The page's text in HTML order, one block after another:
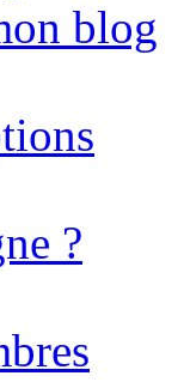
blog
?